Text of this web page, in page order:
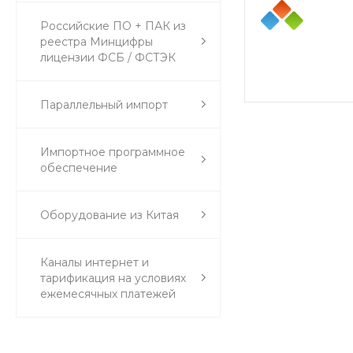
Российские ПО + ПАК из
реестра Минцифры
лицензии ФСБ / ФСТЭК
Параллельный импорт
Импортное программное
обеспечение
Оборудование из Китая
Каналы интернет и
тарификация на условиях
ежемесячных платежей